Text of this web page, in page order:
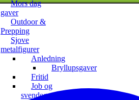
Mors dag
gaver
Outdoor &
Prepping
Sjove
metalfigurer
Anledning
Bryllupsgaver
Fritid
Job og
svendegaver